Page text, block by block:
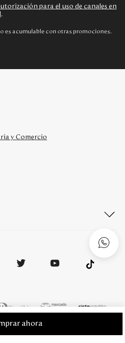
ahora
para el uso de canales en
.
es acumulable con otras promociones.
y Comercio